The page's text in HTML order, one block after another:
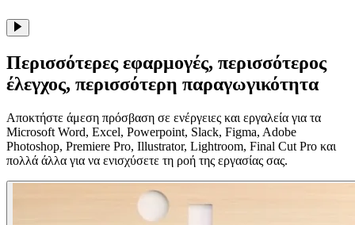
Περισσότερες εφαρμογές, περισσότερος
έλεγχος, περισσότερη παραγωγικότητα
Αποκτήστε άμεση πρόσβαση σε ενέργειες και εργαλεία για τα
Microsoft Word, Excel, Powerpoint, Slack, Figma, Adobe
Photoshop, Premiere Pro, Illustrator, Lightroom, Final Cut Pro και
πολλά άλλα για να ενισχύσετε τη ροή της εργασίας σας.